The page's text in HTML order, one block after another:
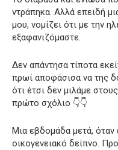
ντράπηκα. Αλλά επειδή
μου, νομίζει ότι με την
εξαφανιζόμαστε.
Δεν απάντησα τίποτα
πρωί αποφάσισα να της
ότι έτσι δεν μιλάμε
πρώτο σχόλιο 👇👇
Μια εβδομάδα μετά, όταν
οικογενειακό δείπνο.